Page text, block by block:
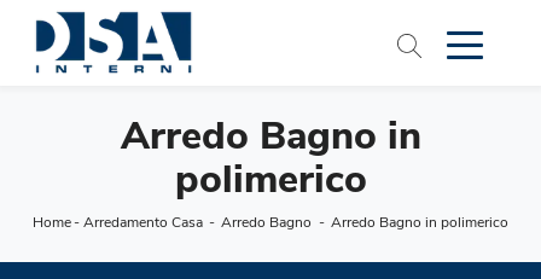
Arredo Bagno in
polimerico
Home-Arredamento Casa - Arredo Bagno - Arredo Bagno in polimerico